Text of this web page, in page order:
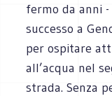
fermo da anni
successo a
per ospitare
all’acqua nel
strada. Senza